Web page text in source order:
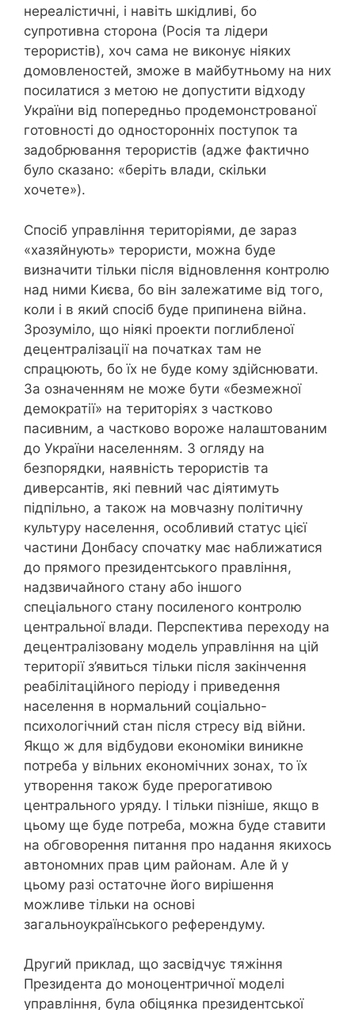
нереалістичні, і навіть шкідливі, бо
супротивна сторона (Росія та лідери
терористів), хоч сама не виконує ніяких
домовленостей, зможе в майбутньому на них
посилатися з метою не допустити відходу
України від попередньо продемонстрованої
готовності до односторонніх поступок та
задобрювання терористів (адже фактично
було сказано: «беріть влади, скільки
хочете»).
Спосіб управління територіями, де зараз
«хазяйнують» терористи, можна буде
визначити тільки після відновлення контролю
над ними Києва, бо він залежатиме від того,
коли і в який спосіб буде припинена війна.
Зрозуміло, що ніякі проекти поглибленої
децентралізації на початках там не
спрацюють, бо їх не буде кому здійснювати.
За означенням не може бути «безмежної
демократії» на територіях з частково
пасивним, а частково вороже налаштованим
до України населенням. З огляду на
безпорядки, наявність терористів та
диверсантів, які певний час діятимуть
підпільно, а також на мовчазну політичну
культуру населення, особливий статус цієї
частини Донбасу спочатку має наближатися
до прямого президентського правління,
надзвичайного стану або іншого
спеціального стану посиленого контролю
центральної влади. Перспектива переходу на
децентралізовану модель управління на цій
території з’явиться тільки після закінчення
реабілітаційного періоду і приведення
населення в нормальний соціально-
психологічний стан після стресу від війни.
Якщо ж для відбудови економіки виникне
потреба у вільних економічних зонах, то їх
утворення також буде прерогативою
центрального уряду. І тільки пізніше, якщо в
цьому ще буде потреба, можна буде ставити
на обговорення питання про надання якихось
автономних прав цим районам. Але й у
цьому разі остаточне його вирішення
можливе тільки на основі
загальноукраїнського референдуму.
Другий приклад, що засвідчує тяжіння
Президента до моноцентричної моделі
управління, була обіцянка президентської